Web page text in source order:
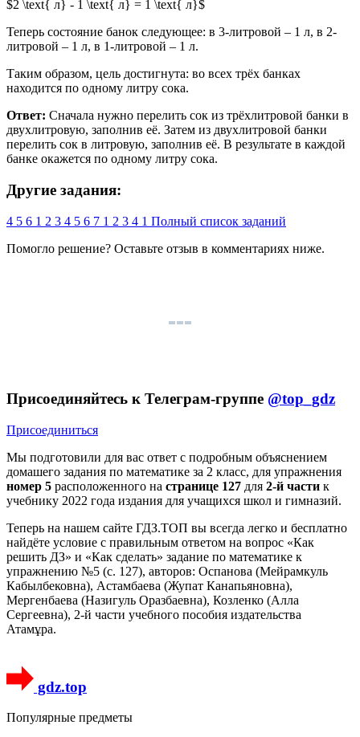
$2 \text{ л} - 1 \text{ л} = 1 \text{ л}$
Теперь состояние банок следующее: в 3-литровой – 1 л, в 2-
литровой – 1 л, в 1-литровой – 1 л.
Таким образом, цель достигнута: во всех трёх банках
находится по одному литру сока.
Ответ: Сначала нужно перелить сок из трёхлитровой банки в
двухлитровую, заполнив её. Затем из двухлитровой банки
перелить сок в литровую, заполнив её. В результате в каждой
банке окажется по одному литру сока.
Другие задания:
4 5 6 1 2 3 4 5 6 7 1 2 3 4 1 Полный список заданий
Помогло решение? Оставьте отзыв в комментариях ниже.
Присоединяйтесь к Телеграм-группе @top_gdz
Присоединиться
Мы подготовили для вас ответ c подробным объяснением
домашего задания по математике за 2 класс, для упражнения
номер 5 расположенного на странице 127 для 2-й части к
учебнику 2022 года издания для учащихся школ и гимназий.
Теперь на нашем сайте ГДЗ.ТОП вы всегда легко и бесплатно
найдёте условие с правильным ответом на вопрос «Как
решить ДЗ» и «Как сделать» задание по математике к
упражнению №5 (с. 127), авторов: Оспанова (Мейрамкуль
Кабылбековна), Астамбаева (Жупат Канапьяновна),
Мергенбаева (Назигуль Оразбаевна), Козленко (Алла
Сергеевна), 2-й части учебного пособия издательства
Атамұра.
gdz.top
Популярные предметы